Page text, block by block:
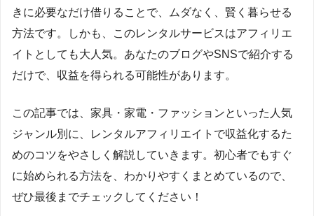
きに必要なだけ借りることで、ムダなく、賢く暮らせる
方法です。しかも、このレンタルサービスはアフィリエ
イトとしても大人気。あなたのブログやSNSで紹介する
だけで、収益を得られる可能性があります。
この記事では、家具・家電・ファッションといった人気
ジャンル別に、レンタルアフィリエイトで収益化するた
めのコツをやさしく解説していきます。初心者でもすぐ
に始められる方法を、わかりやすくまとめているので、
ぜひ最後までチェックしてください！